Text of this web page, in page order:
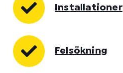
Installationer
Felsökning